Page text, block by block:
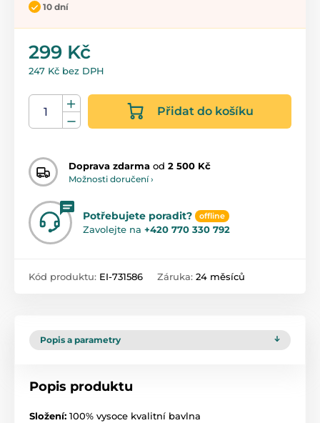
10 dní
299 Kč
247 Kč bez DPH
Přidat do košíku
Doprava zdarma od 2 500 Kč
Možnosti doručení ›
Potřebujete poradit? offline
Zavolejte na +420 770 330 792
Kód produktu: EI-731586 Záruka: 24 měsíců
Popis a parametry
Popis produktu
Složení: 100% vysoce kvalitní bavlna